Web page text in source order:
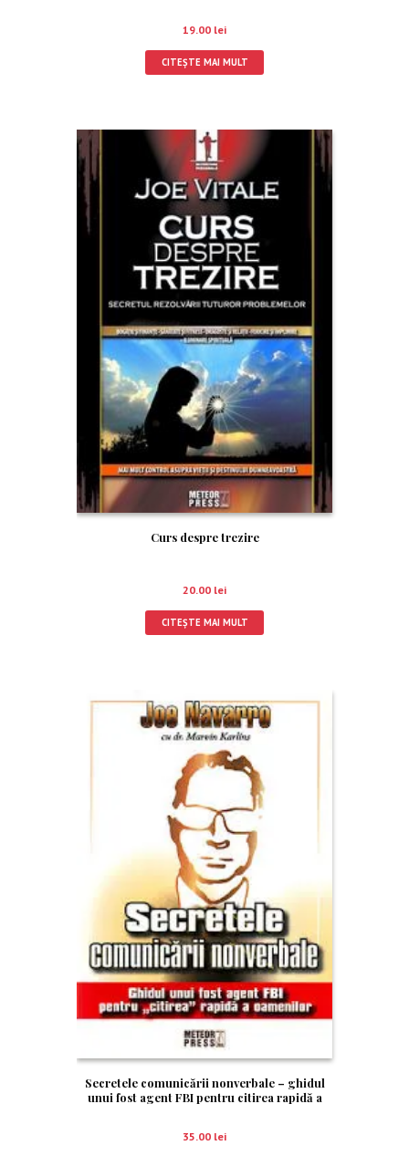
19.00 lei
CITEȘTE MAI MULT
Curs despre trezire
20.00 lei
CITEȘTE MAI MULT
Secretele comunicării nonverbale – ghidul
unui fost agent FBI pentru citirea rapidă a
35.00 lei